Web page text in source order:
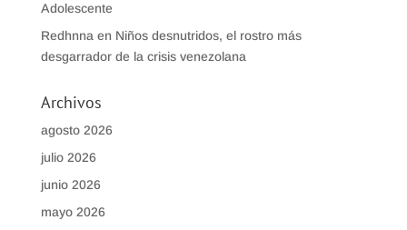
Adolescente
Redhnna en Niños desnutridos, el rostro más
desgarrador de la crisis venezolana
Archivos
agosto 2026
julio 2026
junio 2026
mayo 2026